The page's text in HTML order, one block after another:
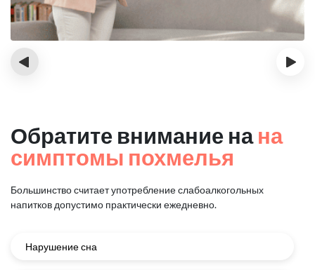
‹ ›
Обратите внимание нана
симптомы похмелья
Большинство считает употребление слабоалкогольных
напитков допустимо практически ежедневно.
Нарушение сна